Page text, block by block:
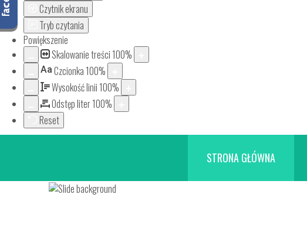
Czytnik ekranu
Tryb czytania
Powiększenie
Skalowanie treści 100%
Aa Czcionka 100%
Wysokość linii 100%
Odstęp liter100%
Reset
STRONA GŁÓWNA